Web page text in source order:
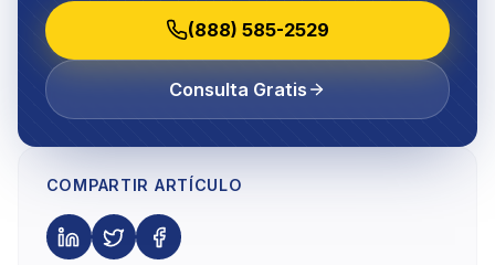
(888) 585-2529
Consulta Gratis
COMPARTIR ARTÍCULO